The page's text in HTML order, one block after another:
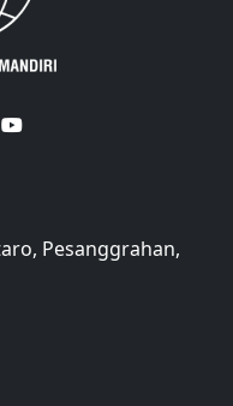
Pesanggrahan,